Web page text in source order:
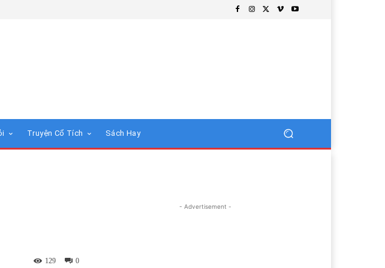
Truyện Cổ Tích Sách Hay
0
129
- Advertisement -